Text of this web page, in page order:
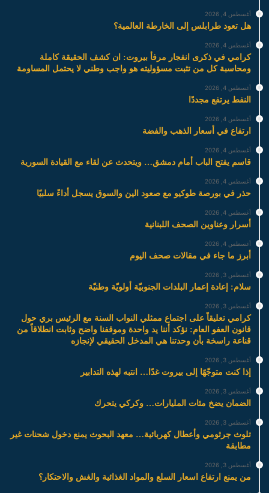
أغسطس 4, 2026
هل تعود طرابلس إلى الخارطة العالمية؟
أغسطس 4, 2026
كرامي في ذكرى انفجار مرفأ بيروت: ان كشف الحقيقة كاملة
ومحاسبة كل من تثبت مسؤوليته هو واجب وطني لا يحتمل المساومة
أغسطس 4, 2026
النفط يرتفع مجددًا
أغسطس 4, 2026
ارتفاع في أسعار الذهب والفضة
أغسطس 4, 2026
قاسم يفتح الباب أمام دمشق… ويتحدث عن لقاء مع القيادة السورية
أغسطس 4, 2026
حذر في بورصة طوكيو مع صعود الين والسوق يسجل أداءً سلبيًا
أغسطس 4, 2026
أسرار وعناوين الصحف اللبنانية
أغسطس 4, 2026
أبرز ما جاء في مقالات صحف اليوم
أغسطس 3, 2026
سلام: إعادة إعمار البلدات الجنوبيّة أولويّة وطنيّة
أغسطس 3, 2026
كرامي تعليقاً على اجتماع ممثلي النواب السنة مع الرئيس بري حول
قانون العفو العام: نؤكد أننا يد واحدة وموقفنا واضح وثابت انطلاقاً من
قناعة راسخة بأن وحدتنا هي المدخل الحقيقي لإنجازه
أغسطس 3, 2026
إذا كنت متوجّهًا إلى بيروت غدًا… انتبه لهذه التدابير
أغسطس 3, 2026
الضمان يضخ مئات المليارات… وكركي يتحرك
أغسطس 3, 2026
تلوث جرثومي وأعطال كهربائية… معهد البحوث يمنع دخول شحنات غير
مطابقة
أغسطس 3, 2026
من يمنع ارتفاع اسعار السلع والمواد الغذائية والغش والاحتكار؟